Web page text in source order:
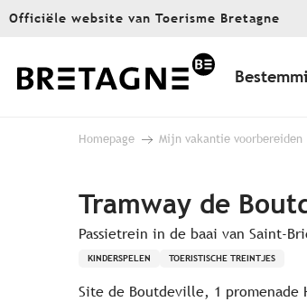
Aller
principal
Officiële website van Toerisme Bretagne
Homepage Mijn vakantie voorbereiden
Tramway de
Passietrein in de baai van Saint-
KINDERSPELEN TOERISTISCHE TREINTJES
Site de Boutdeville, 1 promenade